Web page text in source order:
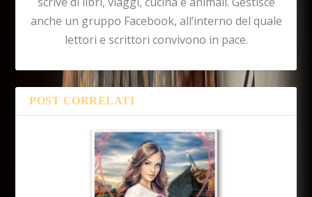
anche un gruppo Facebook, all’interno del quale
lettori e scrittori convivono in pace.
POST CORRELATI